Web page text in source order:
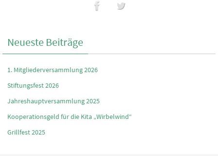
Neueste Beiträge
1. Mitgliederversammlung 2026
Stiftungsfest 2026
Jahreshauptversammlung 2025
Kooperationsgeld für die Kita „Wirbelwind“
Grillfest 2025